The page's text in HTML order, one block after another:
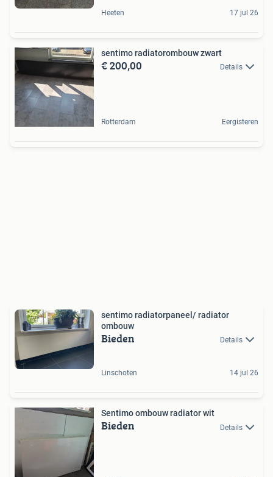
Heeten 17 jul 26
sentimo radiatorombouw zwart
€ 200,00 Details
Rotterdam Eergisteren
sentimo radiatorpaneel/ radiator
ombouw
Bieden Details
Linschoten 14 jul 26
Sentimo ombouw radiator wit
Bieden Details